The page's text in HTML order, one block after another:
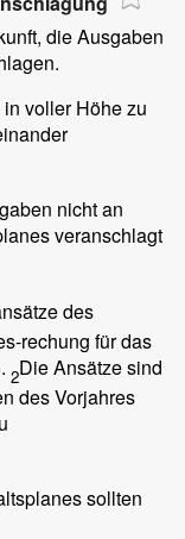
die Ausgaben
voller Höhe zu
nicht an
veranschlagt
des
rechung für das
2Die Ansätze sind
des Vorjahres
sollten